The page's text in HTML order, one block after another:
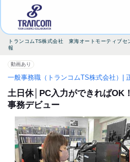
トランコムTS株式会社 東海オートモーティブ
報
動画あり
一般事務職（トランコムTS株式会社）|
土日休│PC入力ができればOK
事務デビュー